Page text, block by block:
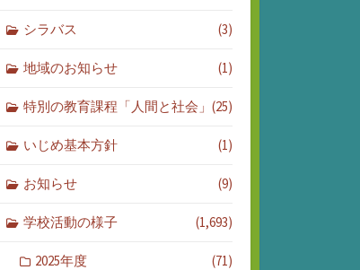
シラバス (3)
地域のお知らせ (1)
特別の教育課程「人間と社会」 (25)
いじめ基本方針 (1)
お知らせ (9)
学校活動の様子 (1,693)
2025年度 (71)